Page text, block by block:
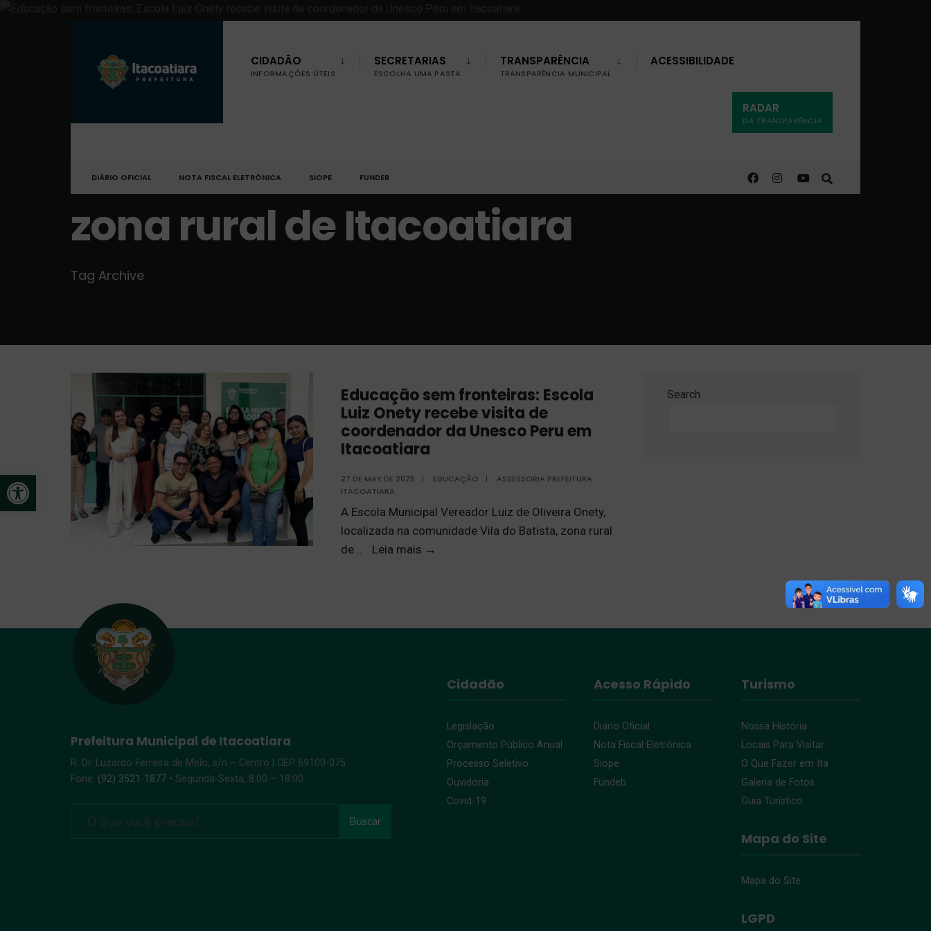
Open toolbar
CIDADÃO
INFORMAÇÕES ÚTEIS
SECRETARIAS
ESCOLHA UMA PASTA
TRANSPARÊNCIA
TRANSPARÊNCIA MUNICIPAL
ACESSIBILIDADE
RADAR
DA TRANSPARÊNCIA
DIÁRIO OFICIAL NOTA FISCAL ELETRÔNICA SIOPE FUNDEB
zona rural de Itacoatiara
Tag Archive
Educação sem fronteiras: Escola
Luiz Onety recebe visita de
coordenador da Unesco Peru em
Itacoatiara
27 DE MAY DE 2025 | EDUCAÇÃO |
ASSESSORIA PREFEITURA
ITACOATIARA
A Escola Municipal Vereador Luiz de Oliveira Onety,
localizada na comunidade Vila do Batista, zona rural
de... Leia mais →
Search
Prefeitura Municipal de Itacoatiara
R. Dr. Luzardo Ferreira de Melo, s/n – Centro | CEP 69100-075
Fone: (92) 3521-1877 • Segunda-Sexta, 8:00 – 18:00
Buscar
Cidadão
Legislação
Orçamento Público Anual
Processo Seletivo
Ouvidoria
Covid-19
Acesso Rápido
Diário Oficial
Nota Fiscal Eletrônica
Siope
Fundeb
Turismo
Nossa História
Locais Para Visitar
O Que Fazer em Ita
Galeria de Fotos
Guia Turístico
Mapa do Site
Mapa do Site
LGPD